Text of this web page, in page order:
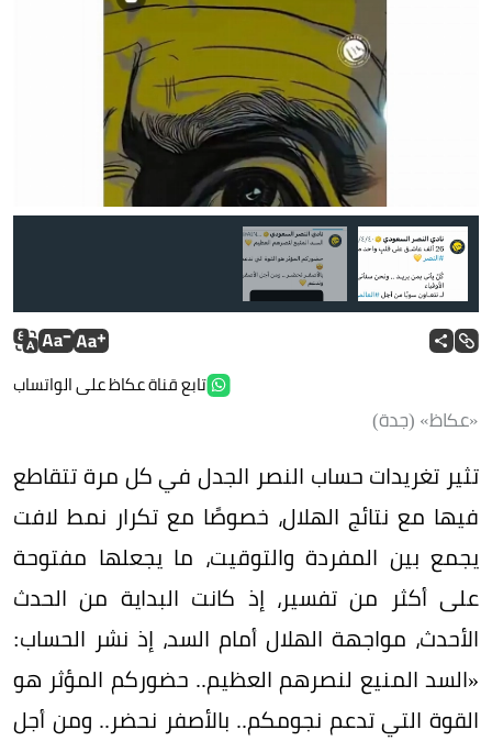
تابع قناة عكاظ على الواتساب
«عكاظ» (جدة)
تثير تغريدات حساب النصر الجدل في كل مرة تتقاطع
فيها مع نتائج الهلال، خصوصًا مع تكرار نمط لافت
يجمع بين المفردة والتوقيت، ما يجعلها مفتوحة
على أكثر من تفسير، إذ كانت البداية من الحدث
الأحدث، مواجهة الهلال أمام السد، إذ نشر الحساب:
«السد المنيع لنصرهم العظيم.. حضوركم المؤثر هو
القوة التي تدعم نجومكم.. بالأصفر نحضر.. ومن أجل